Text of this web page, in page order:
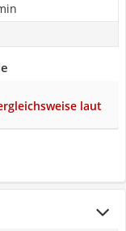
laut